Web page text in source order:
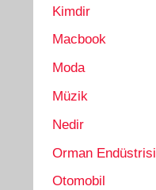
Kimdir
Macbook
Moda
Müzik
Nedir
Orman Endüstrisi
Otomobil